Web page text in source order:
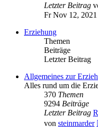
Letzter Beitrag
Fr Nov 12,
Erziehung
Themen
Beiträge
Letzter Beitrag
Allgemeines zur
Alles rund um die
370 Themen
9294 Beiträge
Letzter Beitrag
von steinmarder